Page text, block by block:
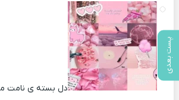
پست بعدی
دل بسته ی نامت